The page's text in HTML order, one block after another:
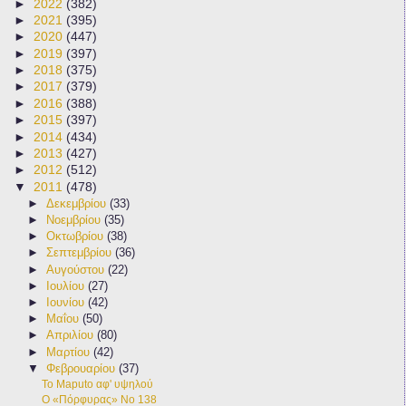
► 2022 (382)
► 2021 (395)
► 2020 (447)
► 2019 (397)
► 2018 (375)
► 2017 (379)
► 2016 (388)
► 2015 (397)
► 2014 (434)
► 2013 (427)
► 2012 (512)
▼ 2011 (478)
►Δεκεμβρίου(33)
►
Νοεμβρίου(35)
►Οκτωβρίου(38)
►Σεπτεμβρίου(36)
►Αυγούστου(22)
►
Ιουλίου(27)
►
Ιουνίου(42)
►
Μαΐου(50)
►Απριλίου(80)
► Μαρτίου(42)
▼Φεβρουαρίου(37)
Το Maputo αφ' υψηλού
Ο «Πόρφυρας» Νο 138